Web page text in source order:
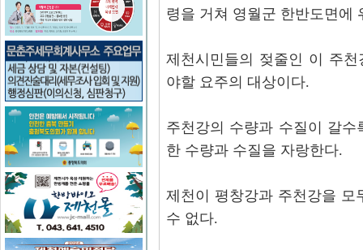
령을 거쳐 영월군 한반도면에
제천시민들의 젖줄인 이 주
야할 요주의 대상이다.
주천강의 수량과 수질이 갈
한 수량과 수질을 자랑한다.
제천이 평창강과 주천강을
수 없다.